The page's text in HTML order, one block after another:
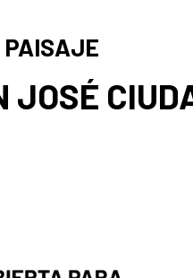
PAISAJE
JOSÉ